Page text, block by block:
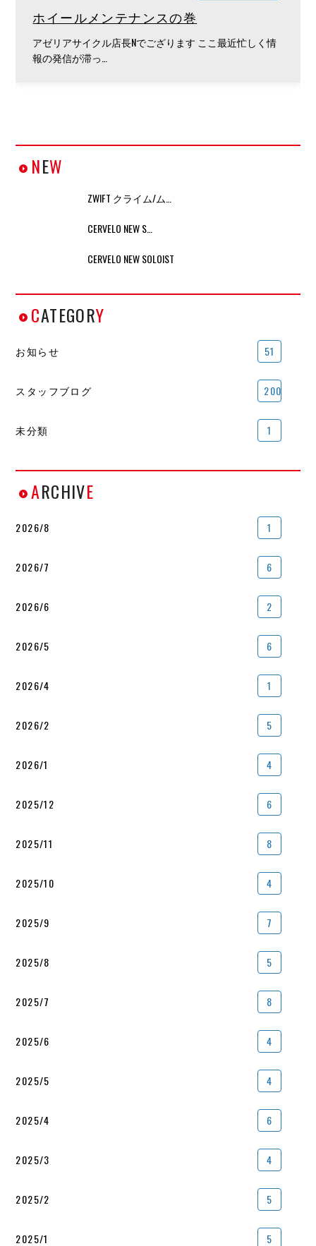
ホイールメンテナンスの巻
アゼリアサイクル店長Nでござります ここ最近忙しく情
報の発信が滞っ…
NEW
ZWIFT クライム/ム…
CERVELO NEW S…
CERVELO NEW SOLOIST
CATEGORY
お知らせ 51
スタッフブログ 200
未分類 1
ARCHIVE
2026/8 1
2026/7 6
2026/6 2
2026/5 6
2026/4 1
2026/2 5
2026/1 4
2025/12 6
2025/11 8
2025/10 4
2025/9 7
2025/8 5
2025/7 8
2025/6 4
2025/5 4
2025/4 6
2025/3 4
2025/2 5
2025/1 5